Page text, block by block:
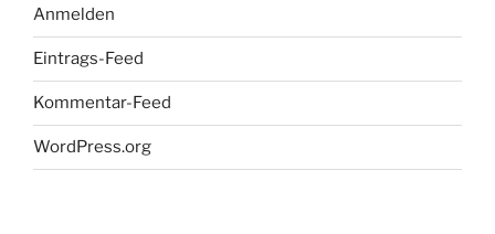
Anmelden
Eintrags-Feed
Kommentar-Feed
WordPress.org